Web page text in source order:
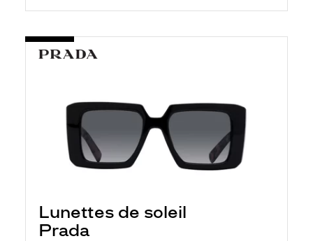
Lunettes de soleil
Prada